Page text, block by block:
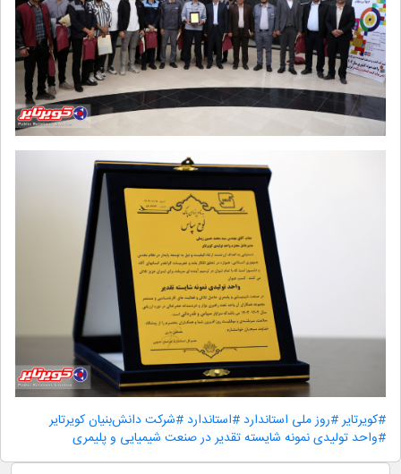
#کویرتایر#روز ملی استاندارد#استاندارد#شرکت دانش‌بنیان کویرتایر
#واحد تولیدی نمونه شایسته تقدیر در صنعت شیمیایی و پلیمری